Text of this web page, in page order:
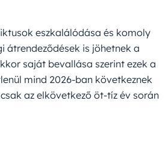
eszkalálódása és komoly
átrendeződések is jöhetnek a
saját bevallása szerint ezek a
mind 2026-ban következnek
az elkövetkező öt-tíz év során